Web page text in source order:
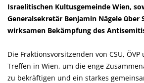
Israelitischen Kultusgemeinde Wien,
Generalsekretär Benjamin Nägele über
wirksamen Bekämpfung des
Die Fraktionsvorsitzenden von CSU,
Treffen in Wien, um die enge
zu bekräftigen und ein starkes